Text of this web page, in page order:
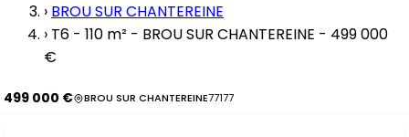
› BROU SUR CHANTEREINE
› T6 - 110 m² - BROU SUR CHANTEREINE - 499 000
€
499 000 € BROU SUR CHANTEREINE77177